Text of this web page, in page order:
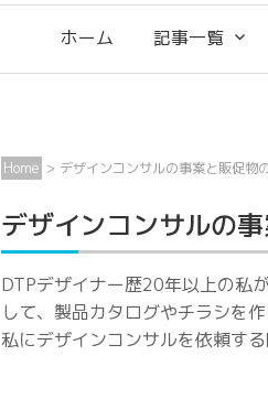
ホーム 記事一覧
Home > デザインコンサルの事案と販促物
デザインコンサルの
DTPデザイナー歴20年以上の私
して、製品カタログやチラシを
私にデザインコンサルを依頼す